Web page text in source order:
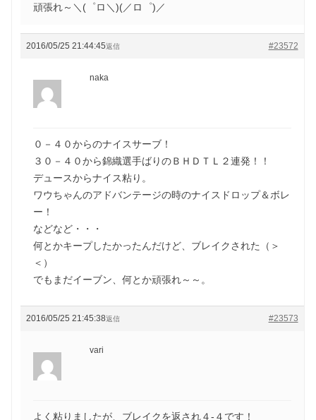
頑張れ～＼(゜ロ＼)(／ロ゜)／
2016/05/25 21:44:45 #23572
返信
naka
０－４０からのナイスサーブ！
３０－４０から錦織選手ばりのＢＨＤＴＬ２連発！！
デュースからナイス粘り。
ワウちゃんのアドバンテージの時のナイスドロップ＆ボレ
ー！
などなど・・・
何とかキープしたかったんだけど、ブレイクされた（＞
＜）
でもまだイーブン、何とか頑張れ～～。
2016/05/25 21:45:38 #23573
返信
vari
よく粘りましたが、ブレイクを返され４-４です！